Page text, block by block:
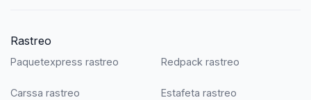
Rastreo
Paquetexpress rastreo Redpack rastreo
Carssa rastreo Estafeta rastreo